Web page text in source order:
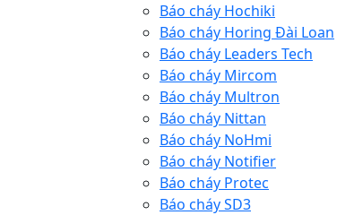
Báo cháy Hochiki
Báo cháy Horing Đài Loan
Báo cháy Leaders Tech
Báo cháy Mircom
Báo cháy Multron
Báo cháy Nittan
Báo cháy NoHmi
Báo cháy Notifier
Báo cháy Protec
Báo cháy SD3